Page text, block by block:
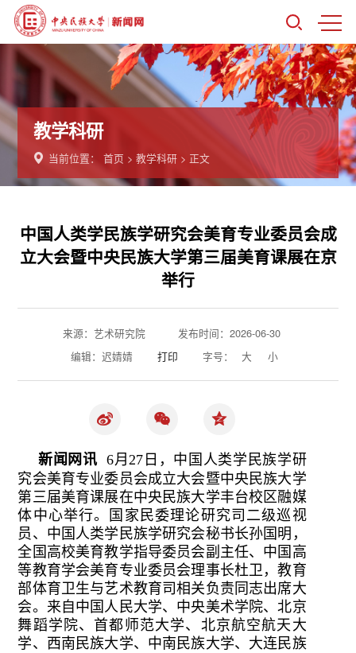
教学科研
当前位置：首页 >教学科研 > 正文
中国人类学民族学研究会美育专业委员会成
立大会暨中央民族大学第三届美育课展在京
举行
来源：艺术研究院
发布时间：2026-06-30
编辑：迟婧婧
打印 字号： 大 小
新闻网讯 6月27日，中国人类学民族学研
究会美育专业委员会成立大会暨中央民族大学
第三届美育课展在中央民族大学丰台校区融媒
体中心举行。国家民委理论研究司二级巡视
员、中国人类学民族学研究会秘书长孙国明，
全国高校美育教学指导委员会副主任、中国高
等教育学会美育专业委员会理事长杜卫，教育
部体育卫生与艺术教育司相关负责同志出席大
会。来自中国人民大学、中央美术学院、北京
舞蹈学院、首都师范大学、北京航空航天大
学、西南民族大学、中南民族大学、大连民族